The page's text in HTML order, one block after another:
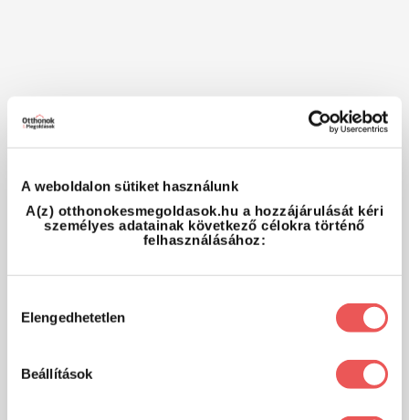
A weboldalon sütiket használunk
A(z) otthonokesmegoldasok.hu a hozzájárulását kéri
személyes adatainak következő célokra történő
felhasználásához:
kiválasztása
Elengedhetetlen
Beállítások